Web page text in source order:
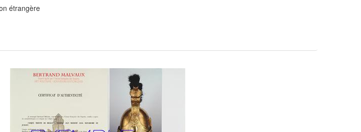
étrangère